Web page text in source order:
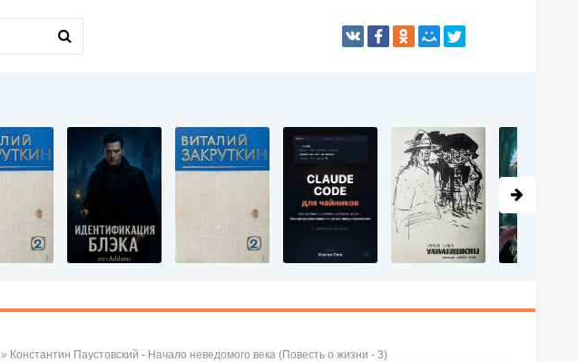
» Константин Паустовский - Начало неведомого века (Повесть о жизни - 3)